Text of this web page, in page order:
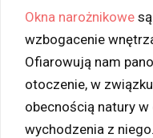
Okna narożnikowe
wzbogacenie
Ofiarowują nam
otoczenie, w
obecnością natury
wychodzenia z niego.